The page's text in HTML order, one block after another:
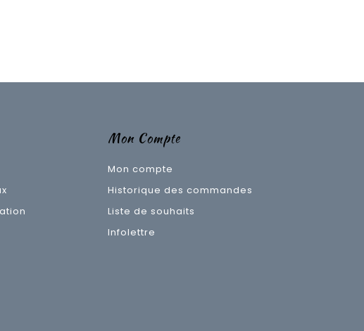
Mon Compte
Mon compte
Historique des commandes
Liste de souhaits
Infolettre